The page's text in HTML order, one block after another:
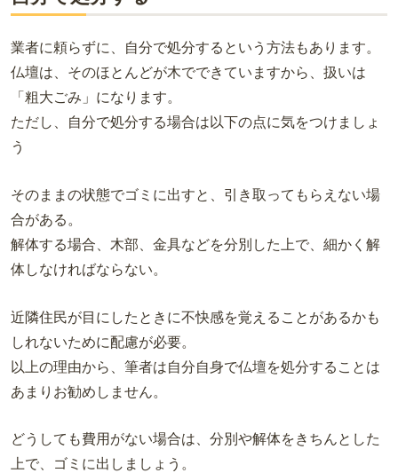
業者に頼らずに、自分で処分するという方法もあります。
仏壇は、そのほとんどが木でできていますから、扱いは
「粗大ごみ」になります。
ただし、自分で処分する場合は以下の点に気をつけましょ
う
そのままの状態でゴミに出すと、引き取ってもらえない場
合がある。
解体する場合、木部、金具などを分別した上で、細かく解
体しなければならない。
近隣住民が目にしたときに不快感を覚えることがあるかも
しれないために配慮が必要。
以上の理由から、筆者は自分自身で仏壇を処分することは
あまりお勧めしません。
どうしても費用がない場合は、分別や解体をきちんとした
上で、ゴミに出しましょう。